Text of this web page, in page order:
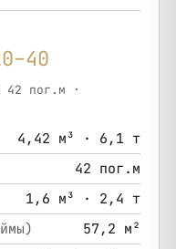
42 пог.м ·
4,42 м³ · 6,1 т
42 пог.м
1,6 м³ · 2,4 т
57,2 м²